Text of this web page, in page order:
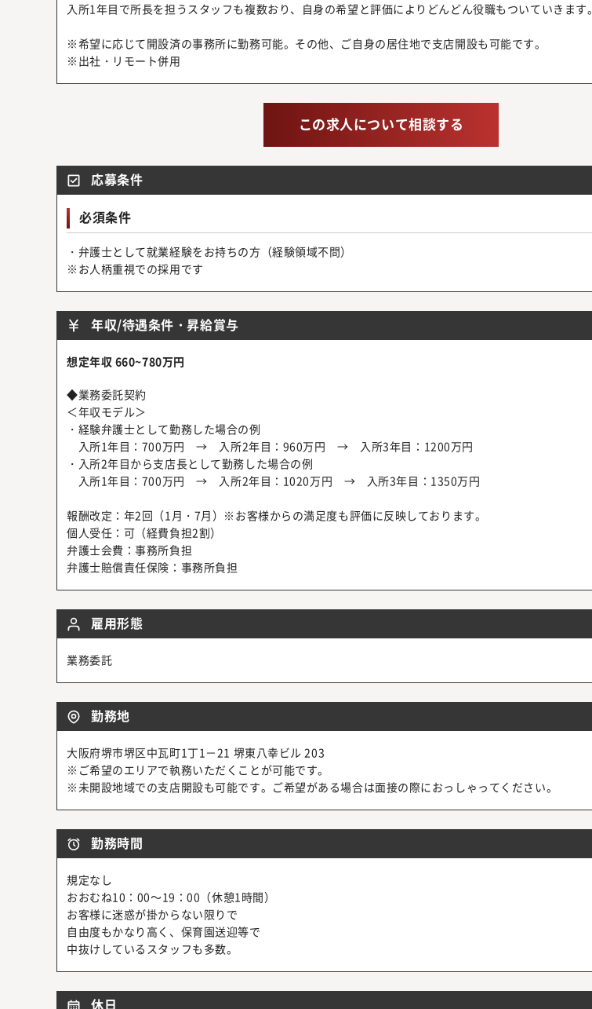
入所1年目で所長を担うスタッフも複数おり、自身の希望と評価によりどんどん役職もついていきます。
※希望に応じて開設済の事務所に勤務可能。その他、ご自身の居住地で支店開設も可能です。
※出社・リモート併用
この求人について相談する
応募条件
必須条件
・弁護士として就業経験をお持ちの方（経験領域不問）
※お人柄重視での採用です
年収/待遇条件・昇給賞与
想定年収 660~780万円
◆業務委託契約
＜年収モデル＞
・経験弁護士として勤務した場合の例
入所1年目：700万円 → 入所2年目：960万円 → 入所3年目：1200万円
・入所2年目から支店長として勤務した場合の例
入所1年目：700万円 → 入所2年目：1020万円 → 入所3年目：1350万円
報酬改定：年2回（1月・7月）※お客様からの満足度も評価に反映しております。
個人受任：可（経費負担2割）
弁護士会費：事務所負担
弁護士賠償責任保険：事務所負担
雇用形態
業務委託
勤務地
大阪府堺市堺区中瓦町1丁1－21 堺東八幸ビル 203
※ご希望のエリアで執務いただくことが可能です。
※未開設地域での支店開設も可能です。ご希望がある場合は面接の際におっしゃってください。
勤務時間
規定なし
おおむね10：00～19：00（休憩1時間）
お客様に迷惑が掛からない限りで
自由度もかなり高く、保育園送迎等で
中抜けしているスタッフも多数。
休日